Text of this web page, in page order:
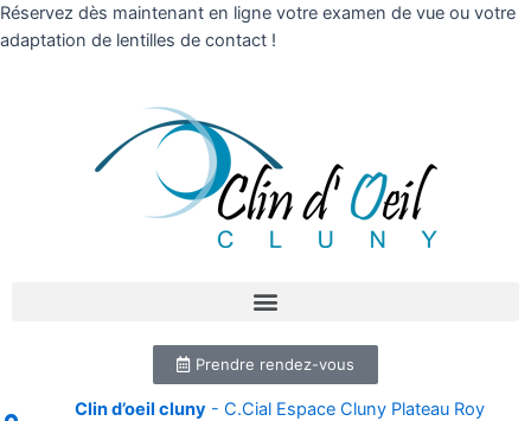
Réservez dès maintenant en ligne votre examen de vue ou votre
adaptation de lentilles de contact !
Prendre rendez-vous
Clin d’oeil cluny- C.Cial Espace Cluny Plateau Roy